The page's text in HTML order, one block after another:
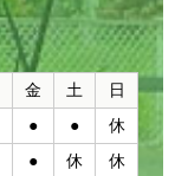
金 土
日
● ●
休
● 休 休